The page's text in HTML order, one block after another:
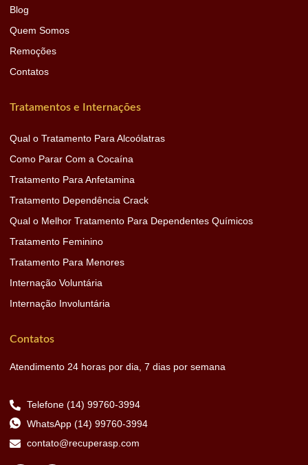
Blog
Quem Somos
Remoções
Contatos
Tratamentos e Internações
Qual o Tratamento Para Alcoólatras
Como Parar Com a Cocaína
Tratamento Para Anfetamina
Tratamento Dependência Crack
Qual o Melhor Tratamento Para Dependentes Químicos
Tratamento Feminino
Tratamento Para Menores
Internação Voluntária
Internação Involuntária
Contatos
Atendimento 24 horas por dia, 7 dias por semana
Telefone (14) 99760-3994
WhatsApp (14) 99760-3994
contato@recuperasp.com